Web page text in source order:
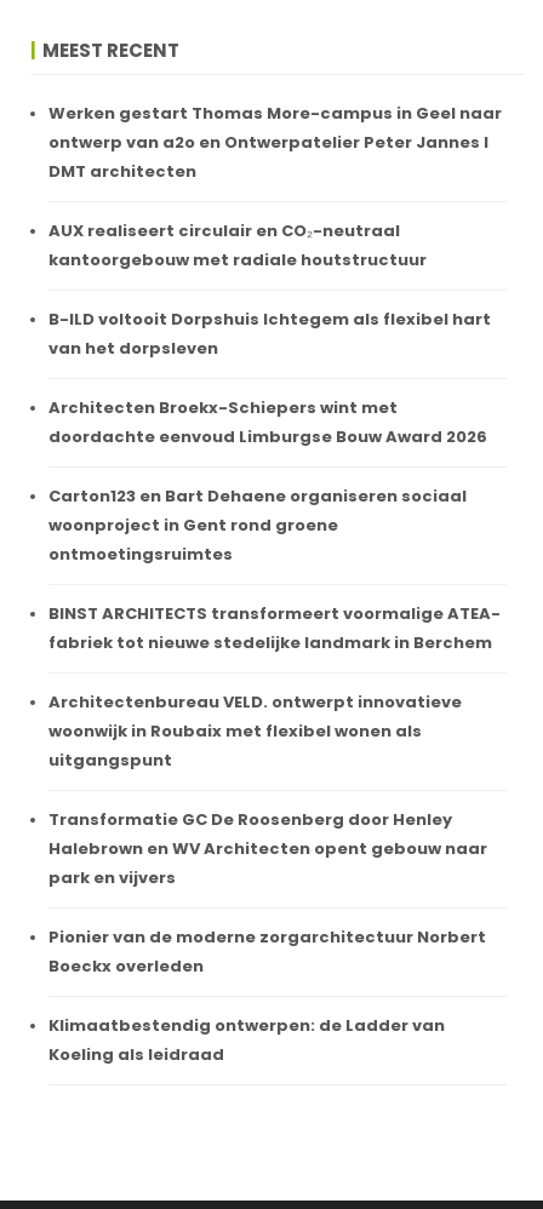
MEEST RECENT
Werken gestart Thomas More-campus in Geel naar
ontwerp van a2o en Ontwerpatelier Peter Jannes I
DMT architecten
AUX realiseert circulair en CO₂-neutraal
kantoorgebouw met radiale houtstructuur
B-ILD voltooit Dorpshuis Ichtegem als flexibel hart
van het dorpsleven
Architecten Broekx-Schiepers wint met
doordachte eenvoud Limburgse Bouw Award 2026
Carton123 en Bart Dehaene organiseren sociaal
woonproject in Gent rond groene
ontmoetingsruimtes
BINST ARCHITECTS transformeert voormalige ATEA-
fabriek tot nieuwe stedelijke landmark in Berchem
Architectenbureau VELD. ontwerpt innovatieve
woonwijk in Roubaix met flexibel wonen als
uitgangspunt
Transformatie GC De Roosenberg door Henley
Halebrown en WV Architecten opent gebouw naar
park en vijvers
Pionier van de moderne zorgarchitectuur Norbert
Boeckx overleden
Klimaatbestendig ontwerpen: de Ladder van
Koeling als leidraad